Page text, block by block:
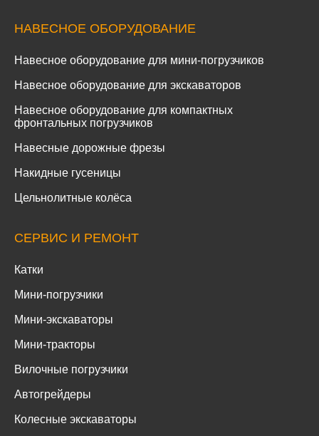
НАВЕСНОЕ ОБОРУДОВАНИЕ
Навесное оборудование для мини-погрузчиков
Навесное оборудование для экскаваторов
Навесное оборудование для компактных
фронтальных погрузчиков
Навесные дорожные фрезы
Накидные гусеницы
Цельнолитные колёса
СЕРВИС И РЕМОНТ
Катки
Мини-погрузчики
Мини-экскаваторы
Мини-тракторы
Вилочные погрузчики
Автогрейдеры
Колесные экскаваторы